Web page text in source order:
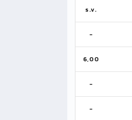
s.v.
-
6,00
-
-